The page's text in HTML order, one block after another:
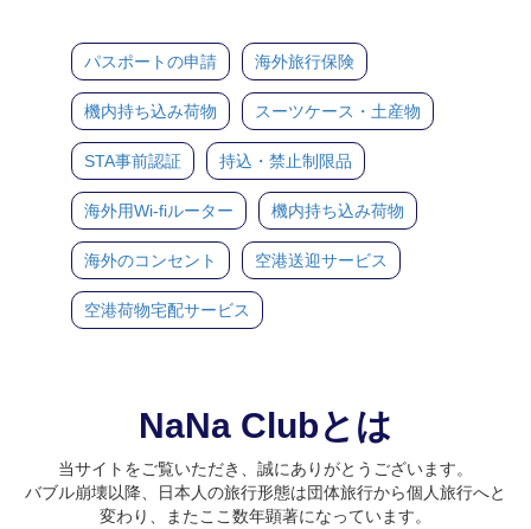
パスポートの申請 海外旅行保険
機内持ち込み荷物 スーツケース・土産物
STA事前認証 持込・禁止制限品
海外用Wi-fiルーター 機内持ち込み荷物
海外のコンセント 空港送迎サービス
空港荷物宅配サービス
NaNa Clubとは
当サイトをご覧いただき、誠にありがとうございます。
バブル崩壊以降、日本人の旅行形態は団体旅行から個人旅行へと
変わり、またここ数年顕著になっています。